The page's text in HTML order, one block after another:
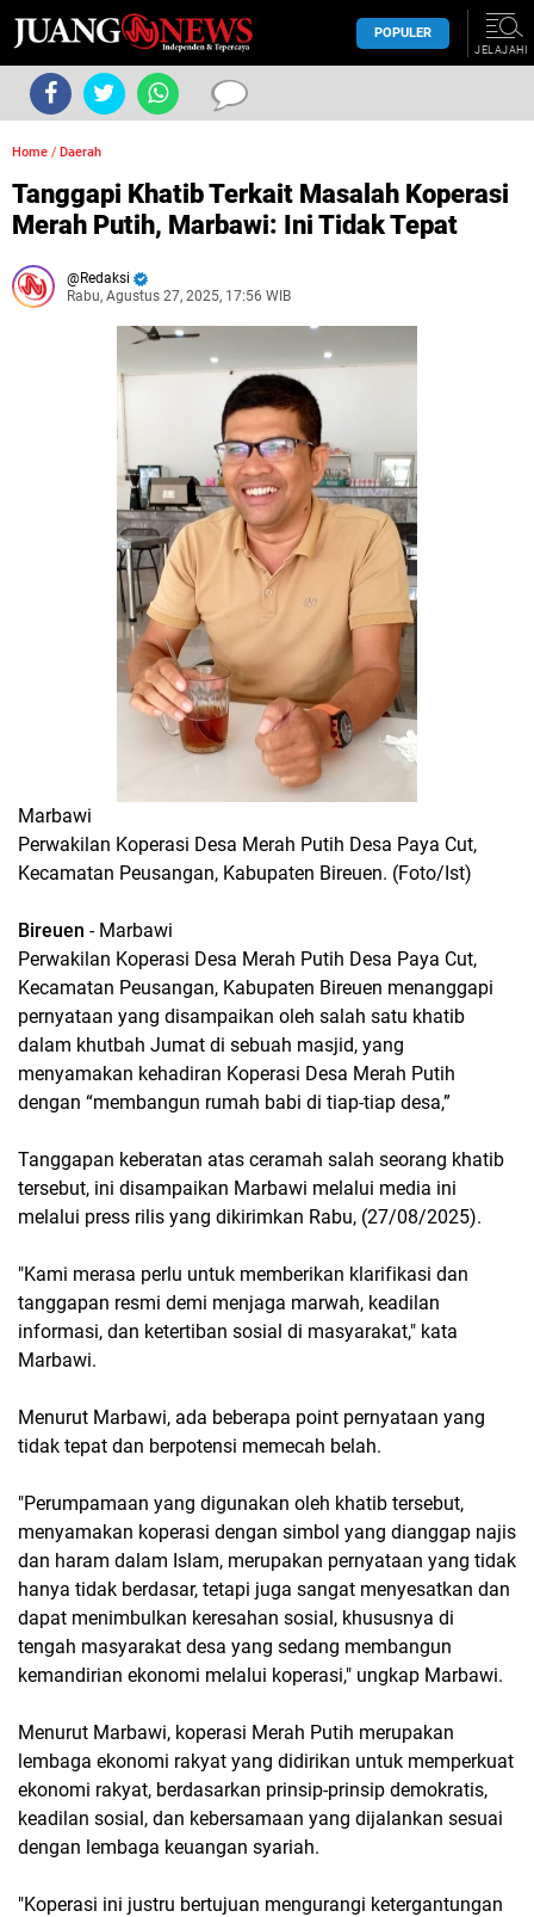
POPULER
JELAJAHI
Home / Daerah
Tanggapi Khatib Terkait Masalah Koperasi
Merah Putih, Marbawi: Ini Tidak Tepat
Redaksi
Rabu, Agustus 27, 2025, 17:56 WIB
Marbawi
Perwakilan Koperasi Desa Merah Putih Desa Paya Cut,
Kecamatan Peusangan, Kabupaten Bireuen. (Foto/Ist)
Bireuen - Marbawi
Perwakilan Koperasi Desa Merah Putih Desa Paya Cut,
Kecamatan Peusangan, Kabupaten Bireuen menanggapi
pernyataan yang disampaikan oleh salah satu khatib
dalam khutbah Jumat di sebuah masjid, yang
menyamakan kehadiran Koperasi Desa Merah Putih
dengan “membangun rumah babi di tiap-tiap desa,”
Tanggapan keberatan atas ceramah salah seorang khatib
tersebut, ini disampaikan Marbawi melalui media ini
melalui press rilis yang dikirimkan Rabu, (27/08/2025).
"Kami merasa perlu untuk memberikan klarifikasi dan
tanggapan resmi demi menjaga marwah, keadilan
informasi, dan ketertiban sosial di masyarakat," kata
Marbawi.
Menurut Marbawi, ada beberapa point pernyataan yang
tidak tepat dan berpotensi memecah belah.
"Perumpamaan yang digunakan oleh khatib tersebut,
menyamakan koperasi dengan simbol yang dianggap najis
dan haram dalam Islam, merupakan pernyataan yang tidak
hanya tidak berdasar, tetapi juga sangat menyesatkan dan
dapat menimbulkan keresahan sosial, khususnya di
tengah masyarakat desa yang sedang membangun
kemandirian ekonomi melalui koperasi," ungkap Marbawi.
Menurut Marbawi, koperasi Merah Putih merupakan
lembaga ekonomi rakyat yang didirikan untuk memperkuat
ekonomi rakyat, berdasarkan prinsip-prinsip demokratis,
keadilan sosial, dan kebersamaan yang dijalankan sesuai
dengan lembaga keuangan syariah.
"Koperasi ini justru bertujuan mengurangi ketergantungan